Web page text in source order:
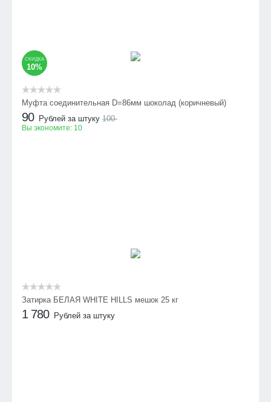
СКИДКА
10%
Муфта соединительная D=86мм шоколад (коричневый)
90 Рублей за штуку 100
Вы экономите: 10
Затирка БЕЛАЯ WHITE HILLS мешок 25 кг
1 780 Рублей за штуку